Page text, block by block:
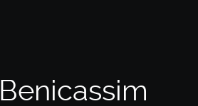
Benicassim